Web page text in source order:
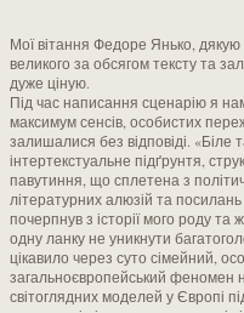
Мої вітання Федоре Янько,
великого за обсягом тексту та
дуже ціную.
Під час написання сценарію я
максимум сенсів, особистих
залишалися без відповіді. «Біле
інтертекстуальне підґрунтя,
павутиння, що сплетена з
літературних алюзій та посилань
почерпнув з історії мого роду та
одну ланку не уникнути
цікавило через суто сімейний,
загальноєвропейський феномен
світоглядних моделей у Європі